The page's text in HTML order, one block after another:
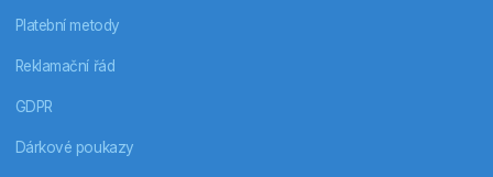
Platební metody
Reklamační řád
GDPR
Dárkové poukazy